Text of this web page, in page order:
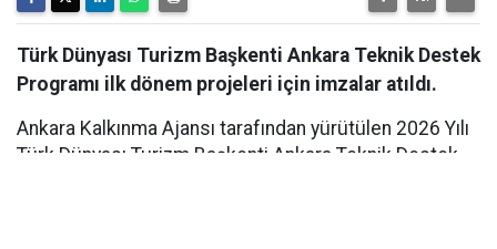
Türk Dünyası Turizm Başkenti Ankara Teknik Destek
Programı ilk dönem projeleri için imzalar atıldı.
Ankara Kalkınma Ajansı tarafından yürütülen 2026 Yılı
Türk Dünyası Turizm Başkenti Ankara Teknik Destek